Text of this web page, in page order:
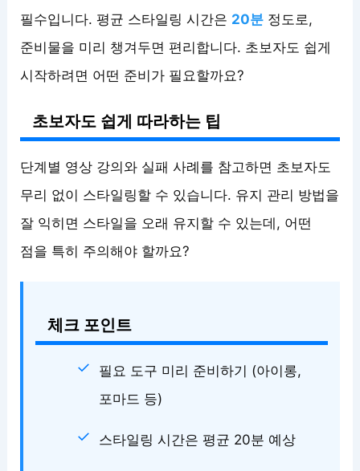
필수입니다. 평균 스타일링 시간은 20분 정도로,
준비물을 미리 챙겨두면 편리합니다. 초보자도 쉽게
시작하려면 어떤 준비가 필요할까요?
초보자도 쉽게 따라하는 팁
단계별 영상 강의와 실패 사례를 참고하면 초보자도
무리 없이 스타일링할 수 있습니다. 유지 관리 방법을
잘 익히면 스타일을 오래 유지할 수 있는데, 어떤
점을 특히 주의해야 할까요?
체크 포인트
필요 도구 미리 준비하기 (아이롱,
포마드 등)
스타일링 시간은 평균 20분 예상